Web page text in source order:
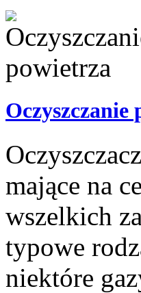
Oczyszczanie
mające na
wszelkich
typowe
niektóre